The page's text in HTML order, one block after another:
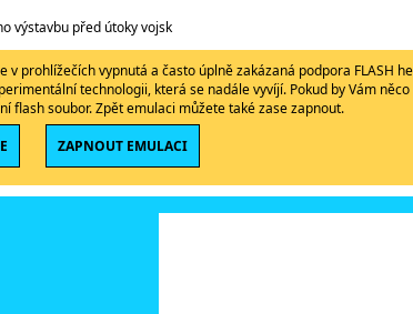
výstavbu před útoky vojsk
v prohlížečích vypnutá a často úplně zakázaná podpora FLASH
technologii, která se nadále vyvíjí. Pokud by Vám
flash soubor. Zpět emulaci můžete také zase zapnout.
ZAPNOUT EMULACI